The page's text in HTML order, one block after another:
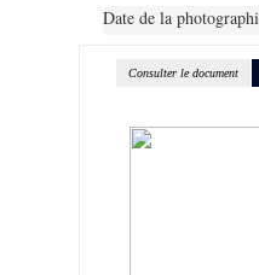
Date de la
Consulter le document